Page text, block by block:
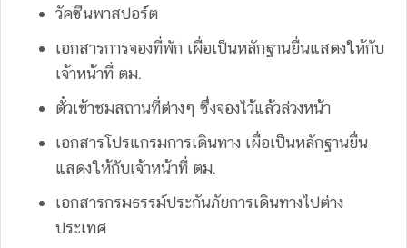
วัคซีนพาสปอร์ต
เอกสารการจองที่พัก เผื่อเป็นหลักฐานยื่นแสดงให้กับ
เจ้าหน้าที่ ตม.
ตั๋วเข้าชมสถานที่ต่างๆ ซึ่งจองไว้แล้วล่วงหน้า
เอกสารโปรแกรมการเดินทาง เผื่อเป็นหลักฐานยื่น
แสดงให้กับเจ้าหน้าที่ ตม.
เอกสารกรมธรรม์ประกันภัยการเดินทางไปต่าง
ประเทศ